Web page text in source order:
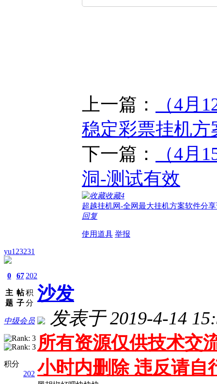
上一篇：
（4月
稳定彩票挂机方
下一篇：
（4月
洞-测试有效
收藏4
超越挂机网-全网最大挂机方案软件分
回复
使用道具 举报
yu123231
0
主
题
67
帖
子
202
积
分
中级会员
积分
202
沙发
发表于 2019-4-14
所有资源仅供技术交
小时内删除 违反请自